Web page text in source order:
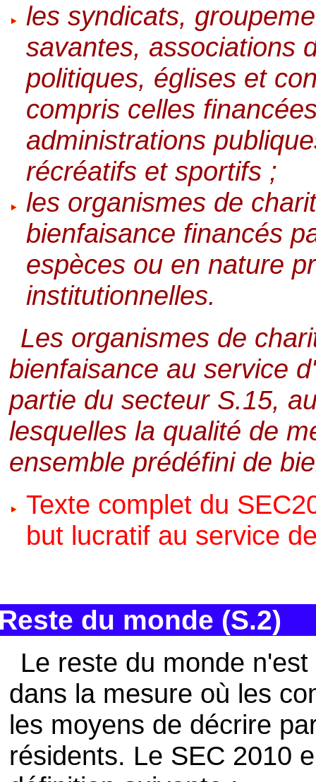
les syndicats,
savantes, associations
politiques, églises et
compris celles
administrations
récréatifs et sportifs ;
les organismes de
bienfaisance financés
espèces ou en nature
institutionnelles.
Les organismes de
bienfaisance au service
partie du secteur S.15,
lesquelles la qualité de
ensemble prédéfini de
Texte complet du
but lucratif au service
du monde (S.2)
Le reste du monde
dans la mesure où les
les moyens de décrire
résidents. Le SEC 2010